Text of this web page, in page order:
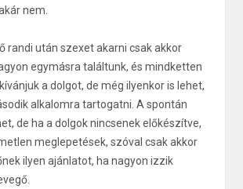
nem.
randi után szexet akarni csak akkor
egymásra találtunk, és mindketten
a dolgot, de még ilyenkor is lehet,
alkalomra tartogatni. A spontán
de ha a dolgok nincsenek előkészítve,
meglepetések, szóval csak akkor
ilyen ajánlatot, ha nagyon izzik